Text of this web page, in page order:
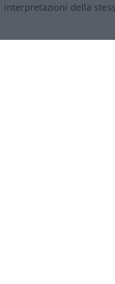
interpretazioni della